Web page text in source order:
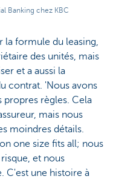
Banking chez KBC
la formule du leasing,
des unités, mais
et a aussi la
contrat. 'Nous avons
propres règles. Cela
mais nous
moindres détails.
one size fits all; nous
et nous
C'est une histoire à